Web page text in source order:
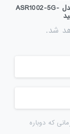
اولین نفری باشید که در مورد “روتر سیسکو مدل ASR1002-5G-
شد.
که دوباره